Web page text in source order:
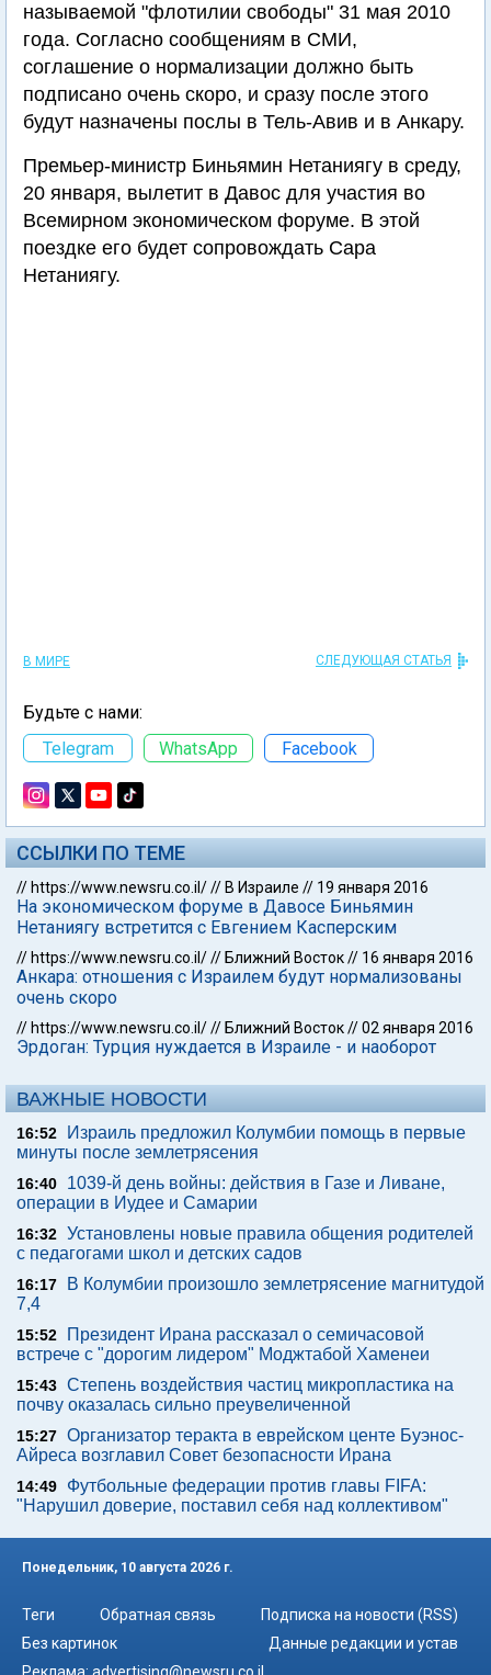
называемой "флотилии свободы" 31 мая 2010
года. Согласно сообщениям в СМИ,
соглашение о нормализации должно быть
подписано очень скоро, и сразу после этого
будут назначены послы в Тель-Авив и в Анкару.
Премьер-министр Биньямин Нетаниягу в среду,
20 января, вылетит в Давос для участия во
Всемирном экономическом форуме. В этой
поездке его будет сопровождать Сара
Нетаниягу.
В МИРЕ СЛЕДУЮЩАЯ СТАТЬЯ
Будьте с нами:
Telegram
WhatsApp Facebook
ССЫЛКИ ПО ТЕМЕ
// https://www.newsru.co.il/// В Израиле // 19 января 2016
На экономическом форуме в Давосе Биньямин
Нетаниягу встретится с Евгением Касперским
// https://www.newsru.co.il/// Ближний Восток// 16 января 2016
Анкара: отношения с Израилем будут нормализованы
очень скоро
// https://www.newsru.co.il/// Ближний Восток//02 января 2016
Эрдоган: Турция нуждается в Израиле - и наоборот
ВАЖНЫЕ НОВОСТИ
16:52
Израиль предложил Колумбии помощь в первые
минуты после землетрясения
16:40
1039-й день войны: действия в Газе и Ливане,
операции в Иудее и Самарии
16:32 Установлены новые правила общения родителей
с педагогами школ и детских садов
16:17
В Колумбии произошло землетрясение магнитудой
7,4
15:52
Президент Ирана рассказал о семичасовой
встрече с "дорогим лидером" Моджтабой Хаменеи
15:43 Степень воздействия частиц микропластика на
почву оказалась сильно преувеличенной
15:27 Организатор теракта в еврейском центе Буэнос-
Айреса возглавил Совет безопасности Ирана
14:49
Футбольные федерации против главы FIFA:
"Нарушил доверие, поставил себя над коллективом"
Понедельник, 10 августа 2026 г.
Теги Обратная связь
Подписка на новости (RSS)
Без картинок
Данные редакции и устав
Реклама: advertising@newsru.co.il